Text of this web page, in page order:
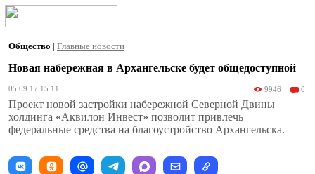
Общество | Главные новости
Новая набережная в Архангельске будет общедоступной
05.09.17 15:11 9946 0
Проект новой застройки набережной Северной Двины
холдинга «Аквилон Инвест» позволит привлечь
федеральные средства на благоустройство Архангельска.